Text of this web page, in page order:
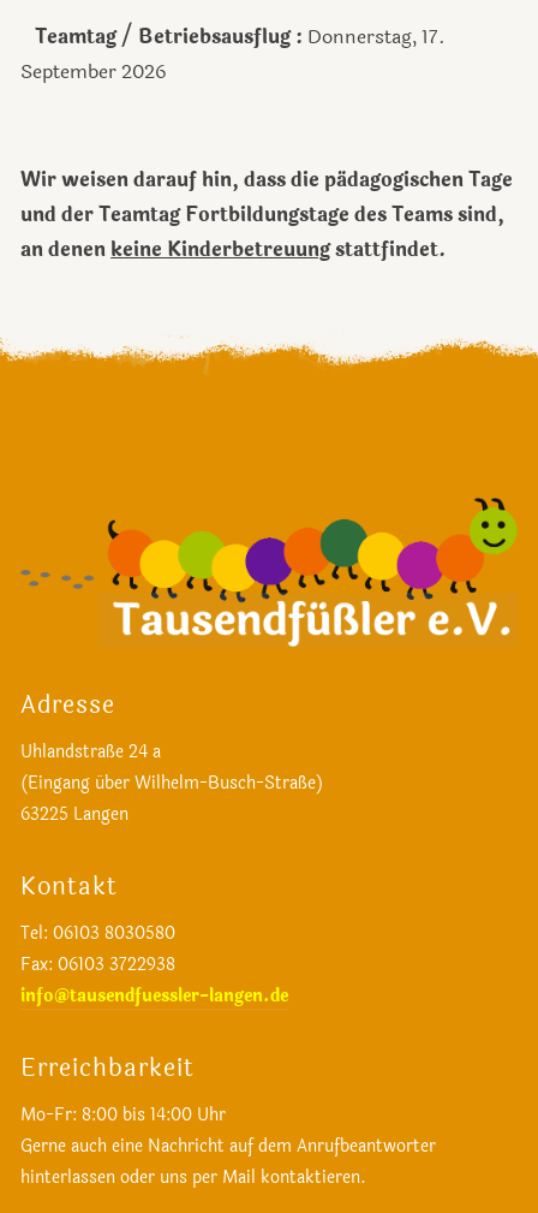
Teamtag / Betriebsausflug : Donnerstag, 17.
September 2026
Wir weisen darauf hin, dass die pädagogischen Tage
und der Teamtag Fortbildungstage des Teams sind,
an denenkeine Kinderbetreuungstattfindet.
Adresse
Uhlandstraße 24 a
(Eingang über Wilhelm-Busch-Straße)
63225 Langen
Kontakt
Tel: 06103 8030580
Fax: 06103 3722938
info@tausendfuessler-langen.de
Erreichbarkeit
Mo-Fr: 8:00 bis 14:00 Uhr
Gerne auch eine Nachricht auf dem Anrufbeantworter
hinterlassen oder uns per Mail kontaktieren.